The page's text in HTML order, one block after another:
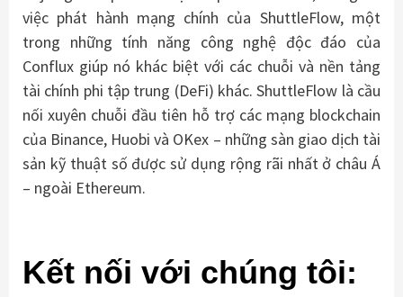
việc phát hành mạng chính của ShuttleFlow, một
trong những tính năng công nghệ độc đáo của
Conflux giúp nó khác biệt với các chuỗi và nền tảng
tài chính phi tập trung (DeFi) khác. ShuttleFlow là cầu
nối xuyên chuỗi đầu tiên hỗ trợ các mạng blockchain
của Binance, Huobi và OKex – những sàn giao dịch tài
sản kỹ thuật số được sử dụng rộng rãi nhất ở châu Á
– ngoài Ethereum.
Kết nối với chúng tôi: